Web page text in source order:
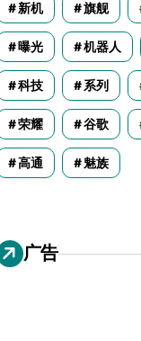
新机 旗舰
曝光 机器人
科技 系列
荣耀 谷歌
高通 魅族
广告